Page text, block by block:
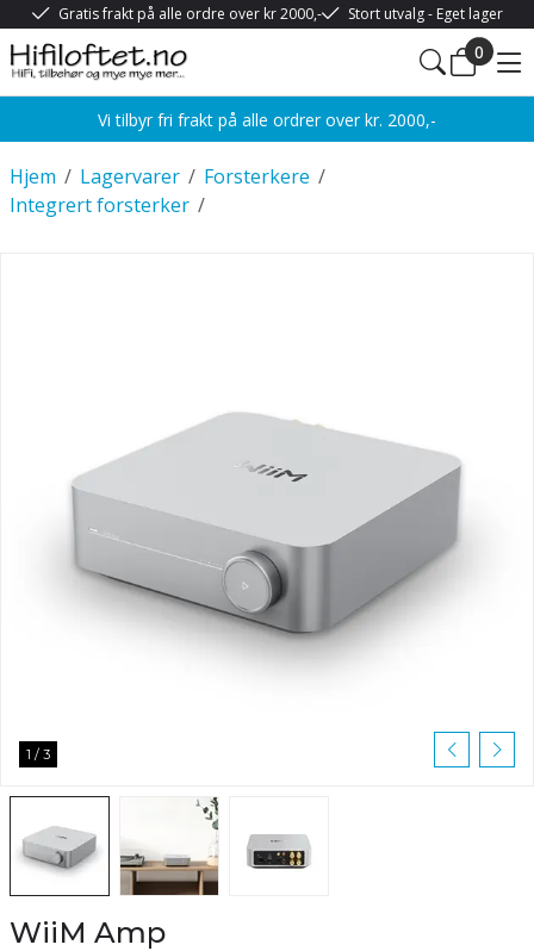
Gratis frakt på alle ordre over kr 2000,- Stort utvalg - Eget lager
0
Vi tilbyr fri frakt på alle ordrer over kr. 2000,-
/
Hjem /
Lagervarer /
Forsterkere
/
Integrert forsterker
1 / 3
WiiM Amp